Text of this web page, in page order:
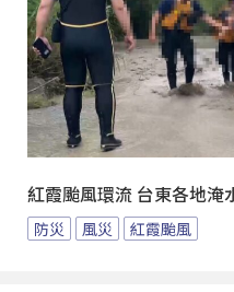
紅霞颱風環流 台東各地淹
防災 風災 紅霞颱風